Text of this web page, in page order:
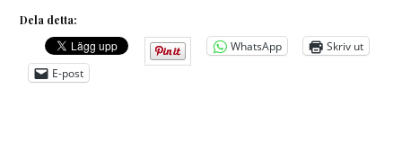
Dela detta:
WhatsApp
Skriv ut
E-post